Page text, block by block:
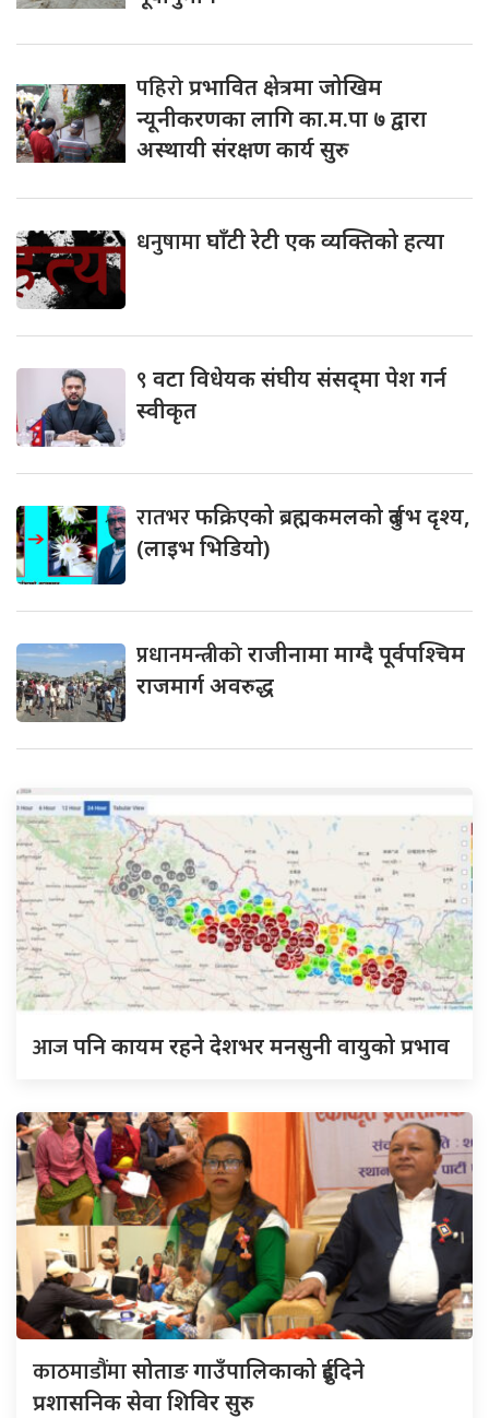
पहिरोप्रभावित क्षेत्रमा जोखिम
न्यूनीकरणका लागि का.म.पा ७ द्वारा
अस्थायी संरक्षण कार्य सुरु
धनुषामाघाँटी रेटी एक व्यक्तिको हत्या
९ वटा विधेयक संघीय संसद्‌मा पेश गर्न
स्वीकृत
रातभरफक्रिएको ब्रह्मकमलको दुर्लभ दृश्य,
(लाइभ भिडियो)
प्रधानमन्त्रीकोराजीनामा माग्दै पूर्वपश्चिम
राजमार्ग अवरुद्ध
आजपनि कायम रहने देशभर मनसुनी वायुको प्रभाव
काठमाडौंमासोताङ गाउँपालिकाको दुईदिने
प्रशासनिक सेवा शिविर सुरु